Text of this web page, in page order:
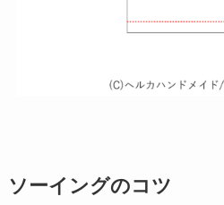
ソーイングのコツ